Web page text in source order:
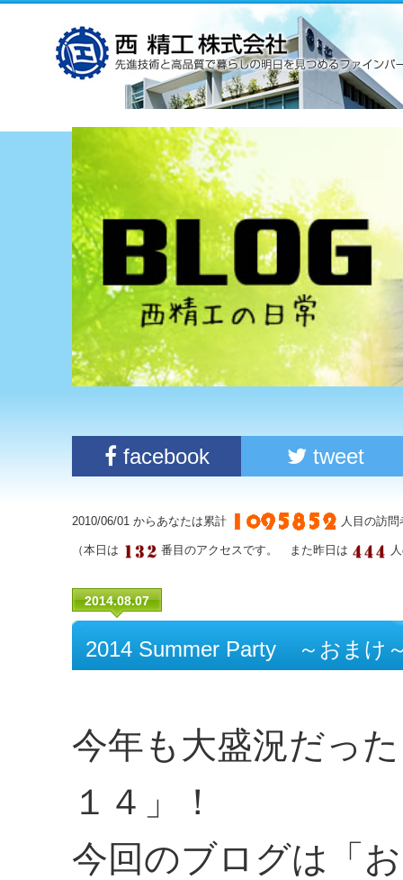
facebook tweet
2010/06/01 からあなたは累計 人目の訪
（本日は 番目のアクセスです。 また昨日は
2014.08.07
2014 Summer Party ～おまけ
今年も大盛況だっ
１４」！
今回のブログは「